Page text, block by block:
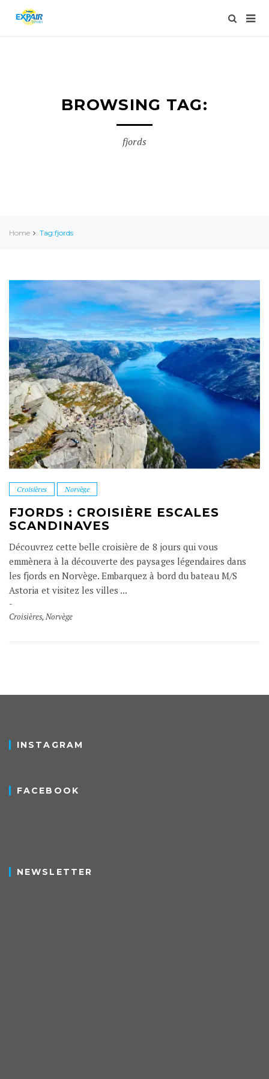
BROWSING TAG:
fjords
Home Tag:fjords
Croisières Norvège
FJORDS : CROISIÈRE ESCALES
SCANDINAVES
Découvrez cette belle croisière de 8 jours qui vous
emmènera à la découverte des paysages légendaires dans
les fjords en Norvège. Embarquez à bord du bateau M/S
Astoria et visitez les villes ...
Croisières, Norvège
INSTAGRAM
FACEBOOK
NEWSLETTER